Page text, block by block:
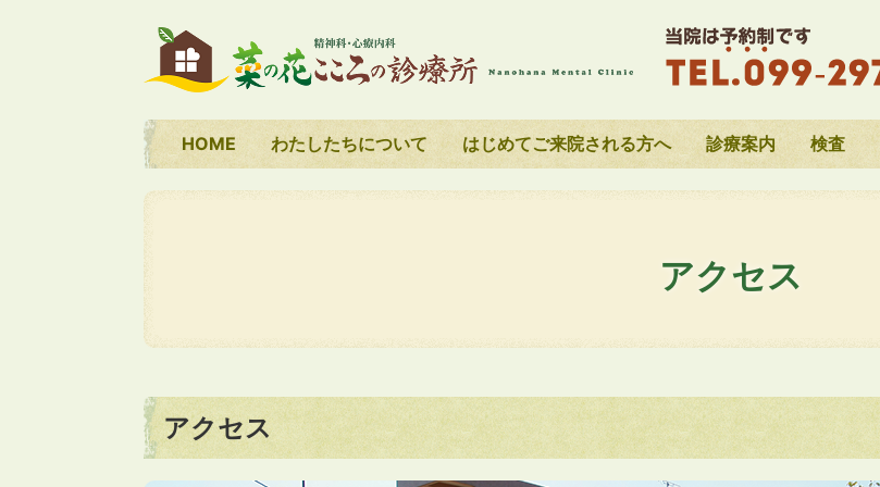
HOME わたしたちについて はじめてご来院される方へ 診療案内 検査
アクセス
アクセス